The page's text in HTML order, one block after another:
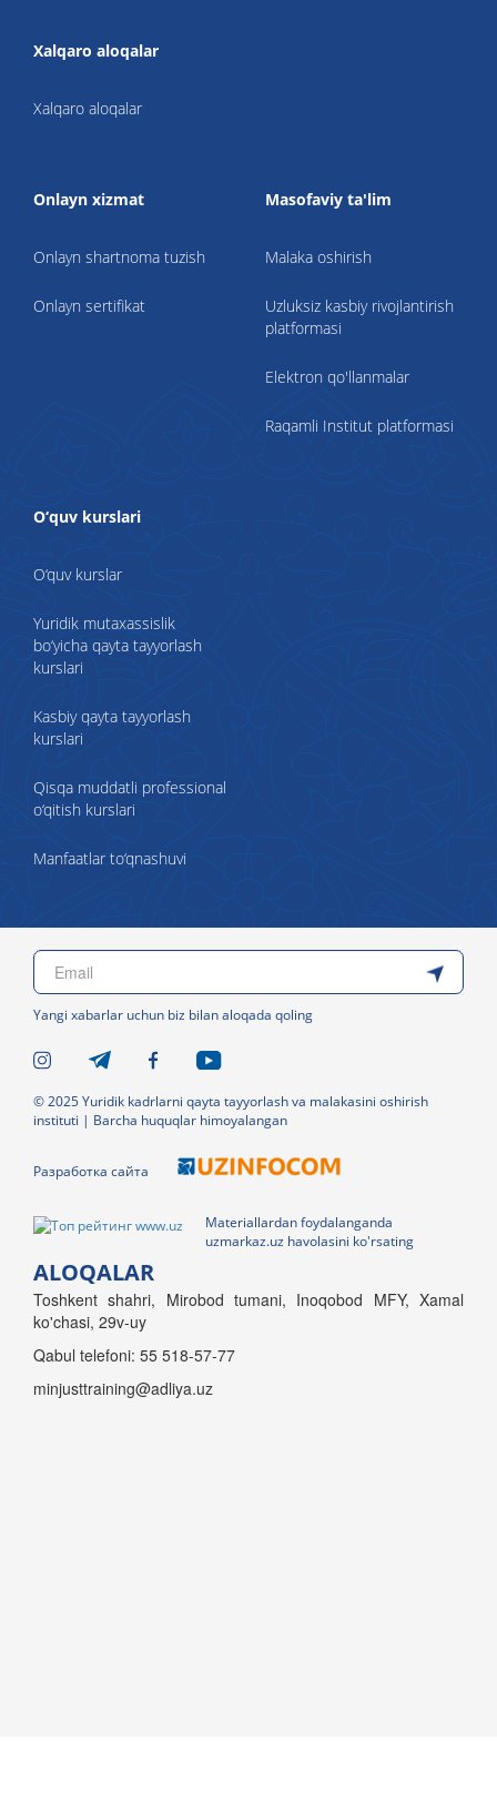
Xalqaro aloqalar
Xalqaro aloqalar
Onlayn xizmat
Onlayn shartnoma tuzish
Onlayn sertifikat
Masofaviy ta'lim
Malaka oshirish
Uzluksiz kasbiy rivojlantirish
platformasi
Elektron qo'llanmalar
Raqamli Institut platformasi
O‘quv kurslari
O‘quv kurslar
Yuridik mutaxassislik
bo‘yicha qayta tayyorlash
kurslari
Kasbiy qayta tayyorlash
kurslari
Qisqa muddatli professional
o‘qitish kurslari
Manfaatlar to‘qnashuvi
Yangi xabarlar uchun biz bilan aloqada qoling
© 2025 Yuridik kadrlarni qayta tayyorlash va malakasini oshirish
instituti | Barcha huquqlar himoyalangan
Разработка сайта
Materiallardan foydalanganda
uzmarkaz.uz havolasini ko'rsating
ALOQALAR
Toshkent shahri, Mirobod tumani, Inoqobod MFY, Xamal
ko'chasi, 29v-uy
Qabul telefoni: 55 518-57-77
minjusttraining@adliya.uz